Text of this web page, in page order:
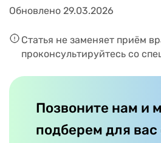
Обновлено 29.03.2026
Статья не заменяет приём
проконсультируйтесь со
Позвоните нам и
подберем для вас